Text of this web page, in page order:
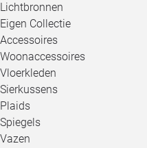
Lichtbronnen
Eigen Collectie
Accessoires
Woonaccessoires
Vloerkleden
Sierkussens
Plaids
Spiegels
Vazen